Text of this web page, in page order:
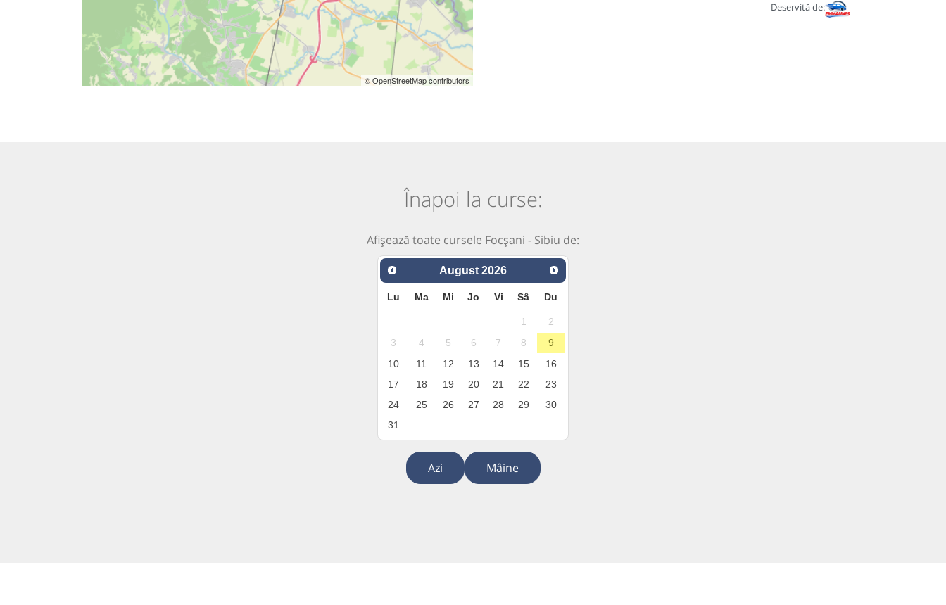
© OpenStreetMap contributors
Deservită de:
Înapoi la curse:
Afișează toate cursele Focșani - Sibiu de:
August 2026
Lu Ma Mi Jo Vi Sâ Du
1
2
3
4 5 6 7 8
9
10
11 12 13 14 15
16
17
18 19 20 21 22
23
24
25 26 27 28 29
30
31
Azi Mâine